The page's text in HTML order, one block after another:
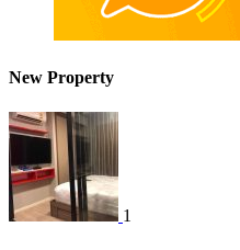
New Property
1